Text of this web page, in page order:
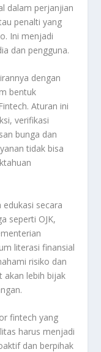
dalam perjanjian
penalti yang
Ini menjadi
dan pengguna.
dengan
bentuk
Aturan ini
verifikasi
bunga dan
tidak bisa
edukasi secara
seperti OJK,
literasi finansial
risiko dan
akan lebih bijak
fintech yang
harus menjadi
dan berpihak